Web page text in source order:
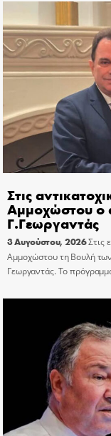
Στις
Αμμοχώστου ο
Γ.Γεωργαντάς
3 Αυγούστου, 2026Στις
Αμμοχώστου τη Βουλή
Γεωργαντάς. Το